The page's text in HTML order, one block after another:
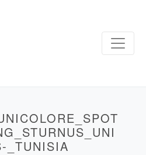
_TUNISIA